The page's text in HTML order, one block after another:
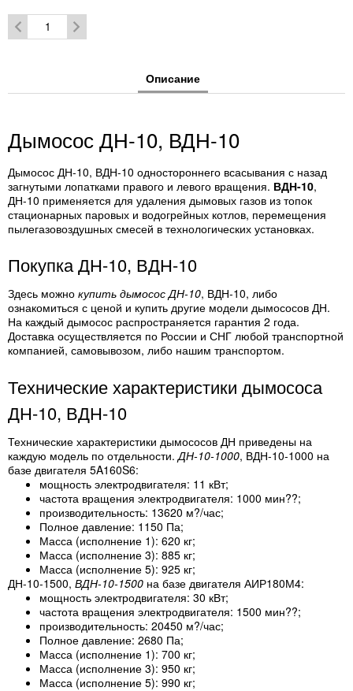
Цена по запросу
Нержавеющая сталь 12Х18Н10Т (сх.3, сх.5)
Цена по запросу
Описание
Дымосос ДН-10, ВДН-10
Дымосос ДН-10, ВДН-10 одностороннего всасывания с назад
загнутыми лопатками правого и левого вращения. ВДН-10,
ДН-10 применяется для удаления дымовых газов из топок
стационарных паровых и водогрейных котлов, перемещения
пылегазовоздушных смесей в технологических установках.
Покупка ДН-10, ВДН-10
Здесь можно купить дымосос ДН-10, ВДН-10, либо
ознакомиться с ценой и купить другие модели дымососов ДН.
На каждый дымосос распространяется гарантия 2 года.
Доставка осуществляется по России и СНГ любой транспортной
компанией, самовывозом, либо нашим транспортом.
Технические характеристики дымососа
ДН-10, ВДН-10
Технические характеристики дымососов ДН приведены на
каждую модель по отдельности. ДН-10-1000, ВДН-10-1000 на
базе двигателя 5A160S6:
мощность электродвигателя: 11 кВт;
частота вращения электродвигателя: 1000 мин??;
производительность: 13620 м?/час;
Полное давление: 1150 Па;
Масса (исполнение 1): 620 кг;
Масса (исполнение 3): 885 кг;
Масса (исполнение 5): 925 кг;
ДН-10-1500, ВДН-10-1500 на базе двигателя АИР180М4:
мощность электродвигателя: 30 кВт;
частота вращения электродвигателя: 1500 мин??;
производительность: 20450 м?/час;
Полное давление: 2680 Па;
Масса (исполнение 1): 700 кг;
Масса (исполнение 3): 950 кг;
Масса (исполнение 5): 990 кг;